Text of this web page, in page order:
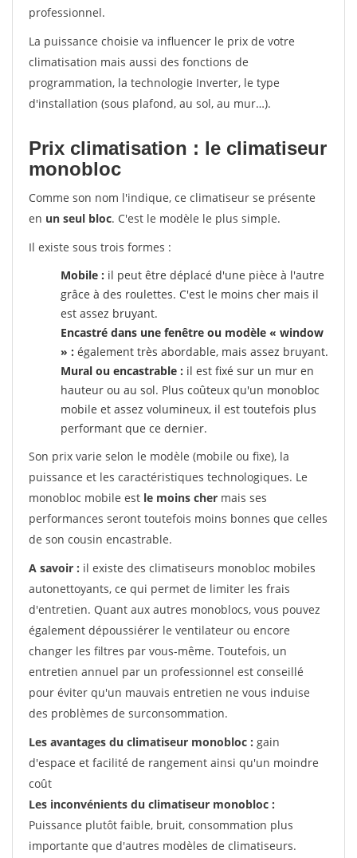
professionnel.
La puissance choisie va influencer le prix de votre
climatisation mais aussi des fonctions de
programmation, la technologie Inverter, le type
d'installation (sous plafond, au sol, au mur…).
Prix climatisation : le climatiseur
monobloc
Comme son nom l'indique, ce climatiseur se présente
en un seul bloc. C'est le modèle le plus simple.
Il existe sous trois formes :
Mobile : il peut être déplacé d'une pièce à l'autre
grâce à des roulettes. C'est le moins cher mais il
est assez bruyant.
Encastré dans une fenêtre ou modèle « window
» : également très abordable, mais assez bruyant.
Mural ou encastrable : il est fixé sur un mur en
hauteur ou au sol. Plus coûteux qu'un monobloc
mobile et assez volumineux, il est toutefois plus
performant que ce dernier.
Son prix varie selon le modèle (mobile ou fixe), la
puissance et les caractéristiques technologiques. Le
monobloc mobile est le moins cher mais ses
performances seront toutefois moins bonnes que celles
de son cousin encastrable.
A savoir : il existe des climatiseurs monobloc mobiles
autonettoyants, ce qui permet de limiter les frais
d'entretien. Quant aux autres monoblocs, vous pouvez
également dépoussiérer le ventilateur ou encore
changer les filtres par vous-même. Toutefois, un
entretien annuel par un professionnel est conseillé
pour éviter qu'un mauvais entretien ne vous induise
des problèmes de surconsommation.
Les avantages du climatiseur monobloc : gain
d'espace et facilité de rangement ainsi qu'un moindre
coût
Les inconvénients du climatiseur monobloc :
Puissance plutôt faible, bruit, consommation plus
importante que d'autres modèles de climatiseurs.